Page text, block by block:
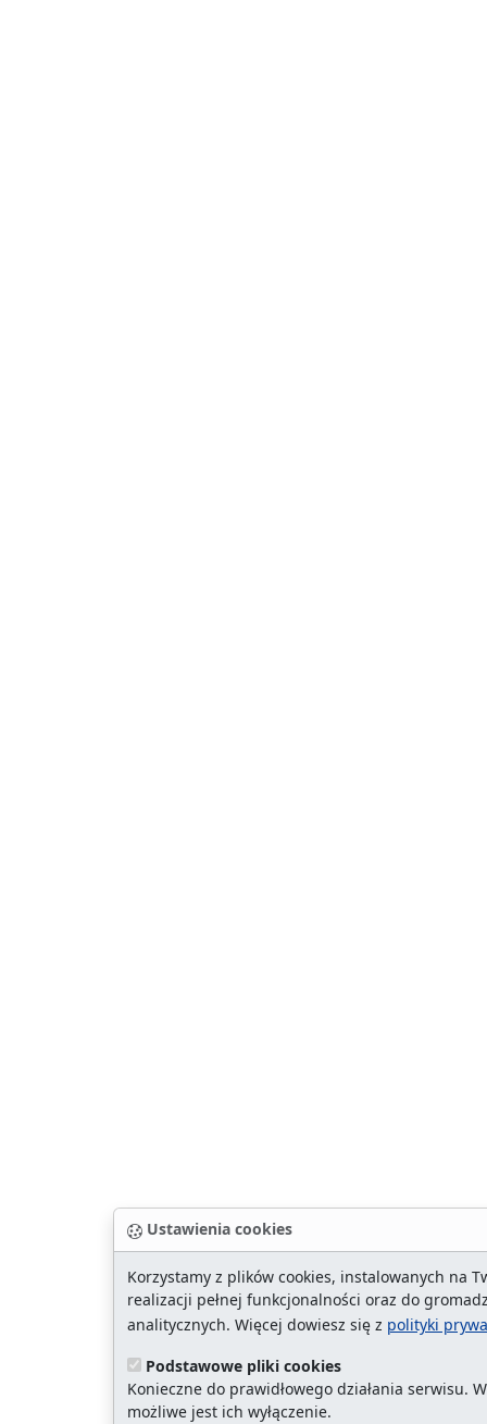
Ustawienia cookies
Korzystamy z plików cookies, instalowanych na
realizacji pełnej funkcjonalności oraz do
analitycznych. Więcej dowiesz się z polityki
Podstawowe pliki cookies
Konieczne do prawidłowego działania serwisu.
możliwe jest ich wyłączenie.